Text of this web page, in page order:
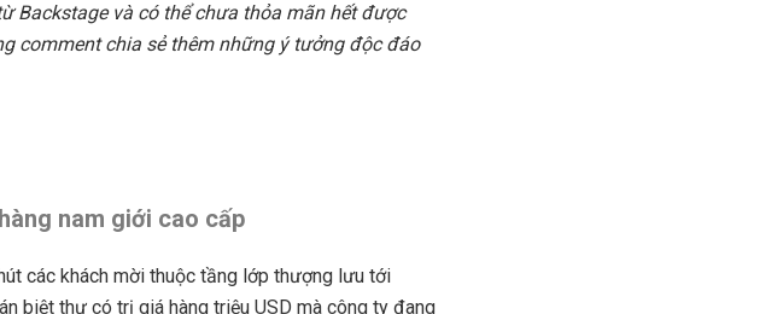
Backstage và có thể chưa thỏa mãn hết được
comment chia sẻ thêm những ý tưởng độc đáo
nam giới cao cấp
các khách mời thuộc tầng lớp thượng lưu tới
biệt thự có trị giá hàng triệu USD mà công ty đang